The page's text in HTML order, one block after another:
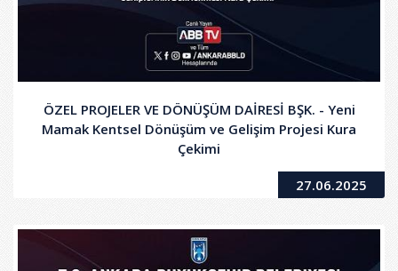
ÖZEL PROJELER VE DÖNÜŞÜM DAİRESİ BŞK. - Yeni
Mamak Kentsel Dönüşüm ve Gelişim Projesi Kura
Çekimi
27.06.2025